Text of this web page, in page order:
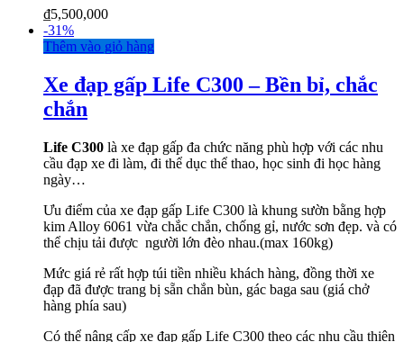
₫5,500,000
-31%
Thêm vào giỏ hàng
Xe đạp gấp Life C300 – Bền bỉ, chắc
chắn
Life C300 là xe đạp gấp đa chức năng phù hợp với các nhu
cầu đạp xe đi làm, đi thể dục thể thao, học sinh đi học hàng
ngày…
Ưu điểm của xe đạp gấp Life C300 là khung sườn bằng hợp
kim Alloy 6061 vừa chắc chắn, chống gỉ, nước sơn đẹp. và có
thể chịu tải được người lớn đèo nhau.(max 160kg)
Mức giá rẻ rất hợp túi tiền nhiều khách hàng, đồng thời xe
đạp đã được trang bị sẵn chắn bùn, gác baga sau (giá chở
hàng phía sau)
Có thể nâng cấp xe đạp gấp Life C300 theo các nhu cầu thiên